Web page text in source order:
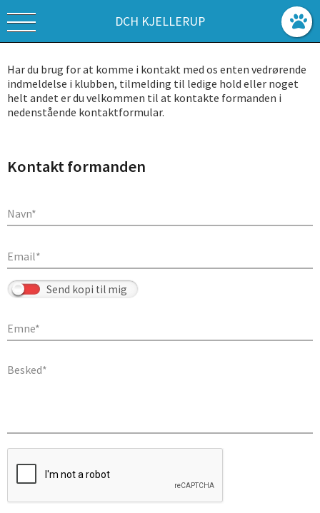
DCH KJELLERUP
Har du brug for at komme i kontakt med os enten vedrørende
indmeldelse i klubben, tilmelding til ledige hold eller noget
helt andet er du velkommen til at kontakte formanden i
nedenstående kontaktformular.
Kontakt formanden